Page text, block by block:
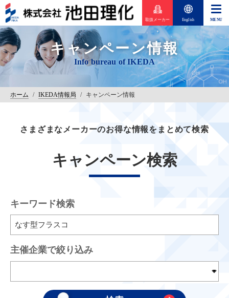
取扱メーカー English
キャンペーン情報
ホーム / IKEDA情報局 / キャンペーン情報
さまざまなメーカーのお得な情報をまとめて検索
キャンペーン検索
キーワード検索
主催企業で絞り込み